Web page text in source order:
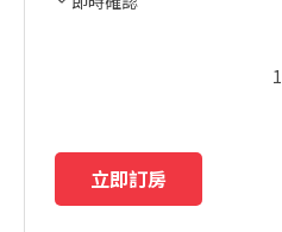
1
立即訂房